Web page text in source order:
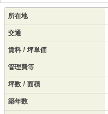
所在地
交通
賃料 / 坪単価
管理費等
坪数 / 面積
築年数